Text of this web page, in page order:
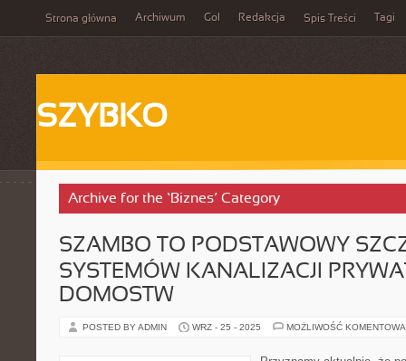
Strona główna Archiwum Gol Redakcja Spis Treści Tagi
SZYBKO
Archive for the ‘Biznes’ Category
SZAMBO TO PODSTAWOWY
SYSTEMÓW KANALIZACJI
DOMOSTW
POSTED BY ADMIN WRZ - 25 - 2025 MOŻLIWOŚĆ